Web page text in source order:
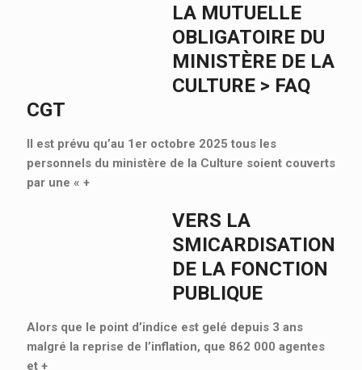
LA MUTUELLE
OBLIGATOIRE DU
MINISTÈRE DE LA
CULTURE > FAQ
CGT
Il est prévu qu’au 1er octobre 2025 tous les
personnels du ministère de la Culture soient couverts
par une « +
VERS LA
SMICARDISATION
DE LA FONCTION
PUBLIQUE
Alors que le point d’indice est gelé depuis 3 ans
malgré la reprise de l’inflation, que 862 000 agentes
et +